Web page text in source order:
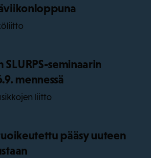
SLURPS-seminaarin
mennessä
liitto
pääsy uuteen